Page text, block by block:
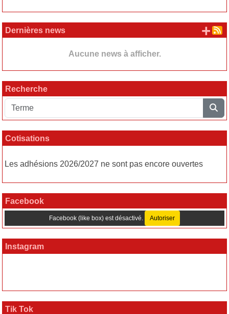
Dernières news
Aucune news à afficher.
+
Recherche
Cotisations
Les adhésions 2026/2027 ne sont pas encore ouvertes
Facebook
Facebook (like box) est désactivé. Autoriser
Instagram
Tik Tok